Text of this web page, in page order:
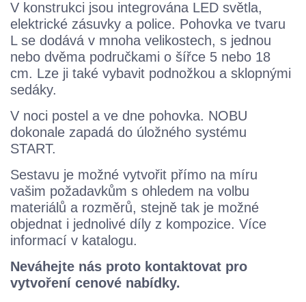
V konstrukci jsou integrována LED světla,
elektrické zásuvky a police. Pohovka ve tvaru
L se dodává v mnoha velikostech, s jednou
nebo dvěma područkami o šířce 5 nebo 18
cm. Lze ji také vybavit podnožkou a sklopnými
sedáky.
V noci postel a ve dne pohovka. NOBU
dokonale zapadá do úložného systému
START.
Sestavu je možné vytvořit přímo na míru
vašim požadavkům s ohledem na volbu
materiálů a rozměrů, stejně tak je možné
objednat i jednolivé díly z kompozice. Více
informací v katalogu.
Neváhejte nás proto kontaktovat pro
vytvoření cenové nabídky.